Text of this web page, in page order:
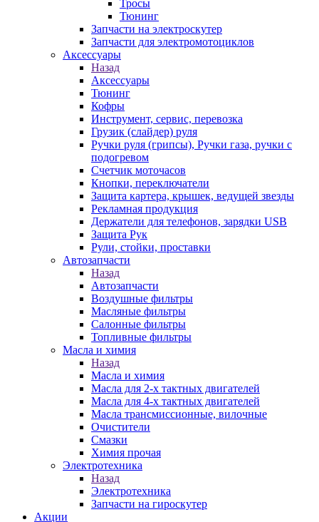
Тросы
Тюнинг
Запчасти на электроскутер
Запчасти для электромотоциклов
Аксессуары
Назад
Аксессуары
Тюнинг
Кофры
Инструмент, сервис, перевозка
Грузик (слайдер) руля
Ручки руля (грипсы), Ручки газа, ручки с
подогревом
Счетчик моточасов
Кнопки, переключатели
Защита картера, крышек, ведущей звезды
Рекламная продукция
Держатели для телефонов, зарядки USB
Защита Рук
Рули, стойки, проставки
Автозапчасти
Назад
Автозапчасти
Воздушные фильтры
Масляные фильтры
Салонные фильтры
Топливные фильтры
Масла и химия
Назад
Масла и химия
Масла для 2-х тактных двигателей
Масла для 4-х тактных двигателей
Масла трансмиссионные, вилочные
Очистители
Смазки
Химия прочая
Электротехника
Назад
Электротехника
Запчасти на гироскутер
Акции